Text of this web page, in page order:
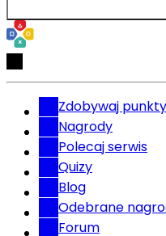
Zdobywaj punkty
Nagrody
Polecaj serwis
Quizy
Blog
Odebrane
Forum